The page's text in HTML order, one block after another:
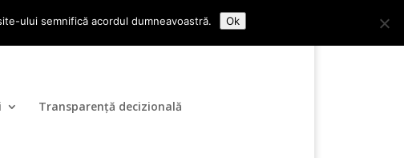
Audiențe
Transparență decizională
ului semnifică acordul dumneavoastră. Ok